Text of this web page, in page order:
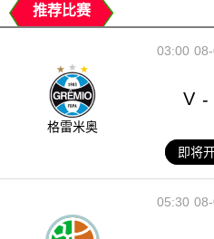
推荐比赛
03:00
格雷米奥
V -
即将
05:30